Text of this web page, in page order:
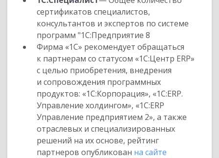
сертификатов специалистов,
консультантов и экспертов по системе
программ "1С:Предприятие 8
Фирма «1С» рекомендует обращаться
к партнерам со статусом «1С:Центр ERP»
с целью приобретения, внедрения
и сопровождения программных
продуктов: «1С:Корпорация», «1С:ERP.
Управление холдингом», «1С:ERP
Управление предприятием 2», а также
отраслевых и специализированных
решений на их основе, рейтинг
партнеров опубликован на сайте